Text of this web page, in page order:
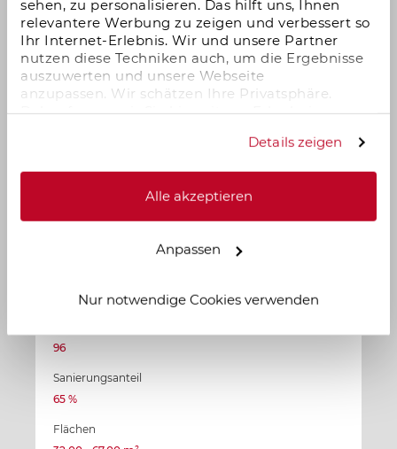
sehen, zu personalisieren. Das hilft uns, Ihnen
relevantere Werbung zu zeigen und verbessert so
Ihr Internet-Erlebnis. Wir und unsere Partner
nutzen diese Techniken auch, um die Ergebnisse
auszuwerten und unsere Webseite
anzupassen. Wir schätzen Ihre Privatsphäre.
Daher fragen wir Sie hiermit um Erlaubnis zum
Details zeigen
Alle akzeptieren
Anpassen
Nur notwendige Cookies verwenden
Zum Objekt
Betreutes Wohnen im historischen Denkmal
96
Sanierungsanteil
65 %
Flächen